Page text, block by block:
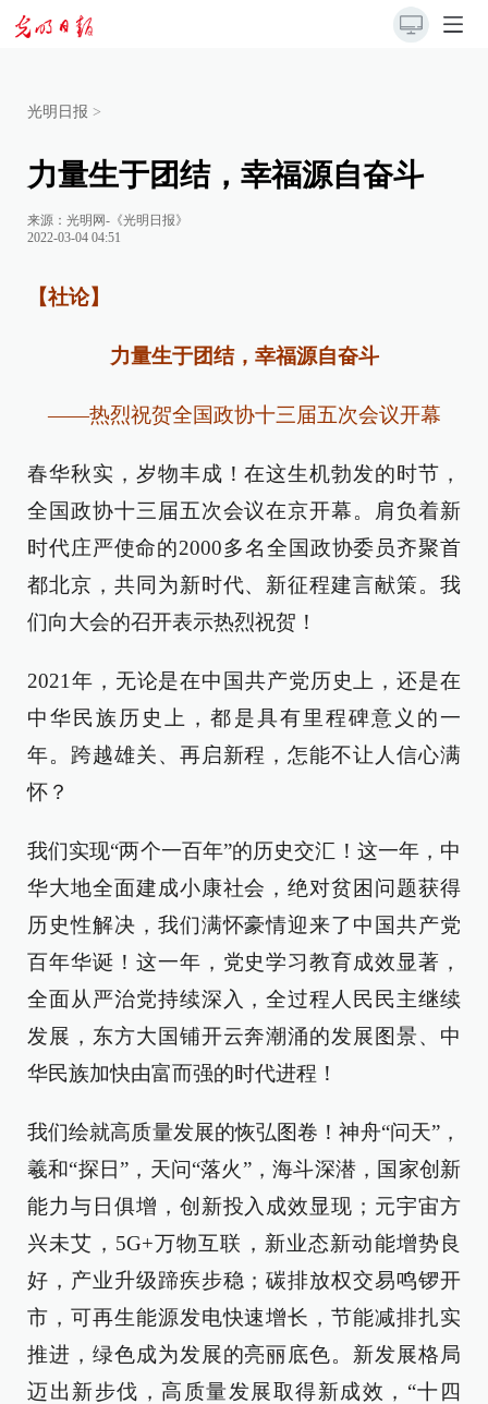
光明日报 >
力量生于团结，幸福源自奋斗
来源： 光明网-《光明日报》
2022-03-04 04:51
【社论】
力量生于团结，幸福源自奋斗
——热烈祝贺全国政协十三届五次会议开幕
春华秋实，岁物丰成！在这生机勃发的时节，
全国政协十三届五次会议在京开幕。肩负着新
时代庄严使命的2000多名全国政协委员齐聚首
都北京，共同为新时代、新征程建言献策。我
们向大会的召开表示热烈祝贺！
2021年，无论是在中国共产党历史上，还是在
中华民族历史上，都是具有里程碑意义的一
年。跨越雄关、再启新程，怎能不让人信心满
怀？
我们实现“两个一百年”的历史交汇！这一年，中
华大地全面建成小康社会，绝对贫困问题获得
历史性解决，我们满怀豪情迎来了中国共产党
百年华诞！这一年，党史学习教育成效显著，
全面从严治党持续深入，全过程人民民主继续
发展，东方大国铺开云奔潮涌的发展图景、中
华民族加快由富而强的时代进程！
我们绘就高质量发展的恢弘图卷！神舟“问天”，
羲和“探日”，天问“落火”，海斗深潜，国家创新
能力与日俱增，创新投入成效显现；元宇宙方
兴未艾，5G+万物互联，新业态新动能增势良
好，产业升级蹄疾步稳；碳排放权交易鸣锣开
市，可再生能源发电快速增长，节能减排扎实
推进，绿色成为发展的亮丽底色。新发展格局
迈出新步伐，高质量发展取得新成效，“十四